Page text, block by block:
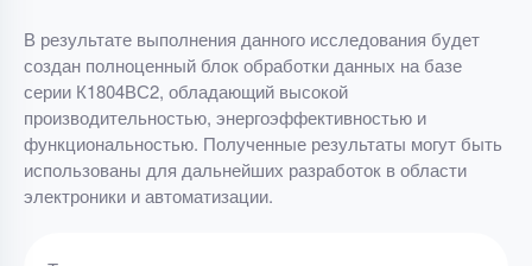
В результате выполнения данного исследования будет
создан полноценный блок обработки данных на базе
серии К1804ВС2, обладающий высокой
производительностью, энергоэффективностью и
функциональностью. Полученные результаты могут быть
использованы для дальнейших разработок в области
электроники и автоматизации.